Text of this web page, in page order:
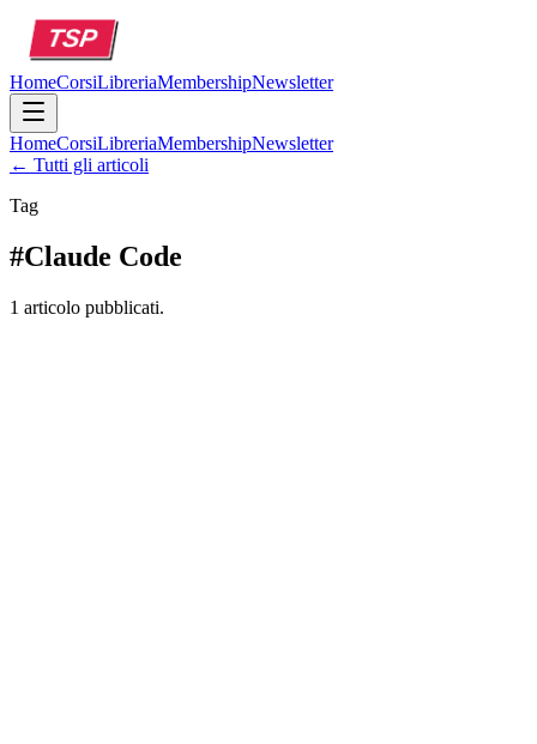
HomeCorsiLibreriaMembershipNewsletter
HomeCorsiLibreriaMembershipNewsletter
← Tutti gli articoli
Tag
#Claude Code
1 articolo pubblicati.